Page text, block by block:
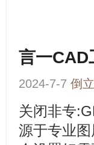
言一CAD
2024-7-7 倒
关闭非专
源于专业